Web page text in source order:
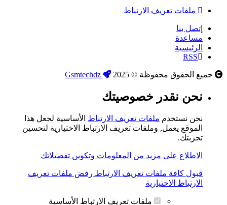
ملفات تعريف الارتباط
إتصل بنا
مساعدة
الرئيسية
RSS
جميع الحقوق محفوظة © 2025
نحن نقدر خصوصيتك
نحن نستخدم ملفات تعريف الارتباط الأساسية لجعل هذا
الموقع يعمل, وملفات تعريف الارتباط الاختيارية لتحسين
تجربتك.
الاطلاع على مزيد من المعلومات وتكوين تفضيلاتك
قبول كافة ملفات تعريف الارتباط رفض ملفات تعريف
الارتباط الاختيارية
ملفات تعريف الارتباط الأساسية